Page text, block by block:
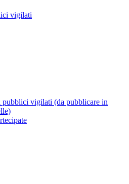
vigilati
pubblici vigilati (da pubblicare in